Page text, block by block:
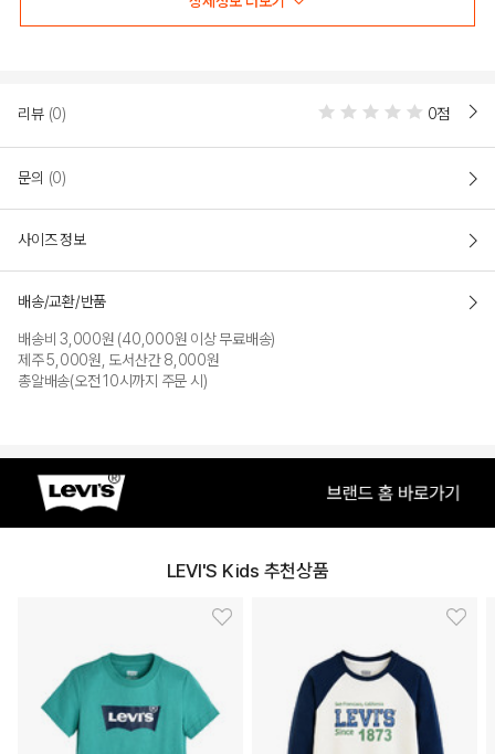
COLOR
NAVY
리뷰 (0) 0점
문의 (0)
사이즈 정보
배송/교환/반품
배송비 3,000원 (40,000원 이상 무료배송)
제주 5,000원, 도서산간 8,000원
총알배송(오전 10시까지 주문 시)
LEVI'S Kids 추천상품